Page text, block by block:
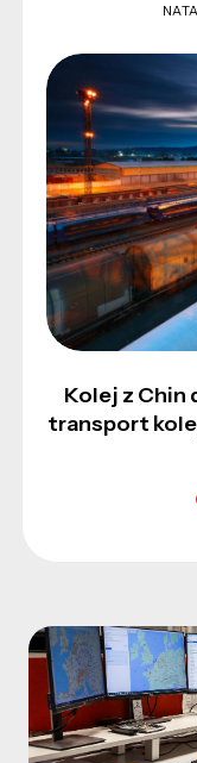
Kolej z Chin
transport